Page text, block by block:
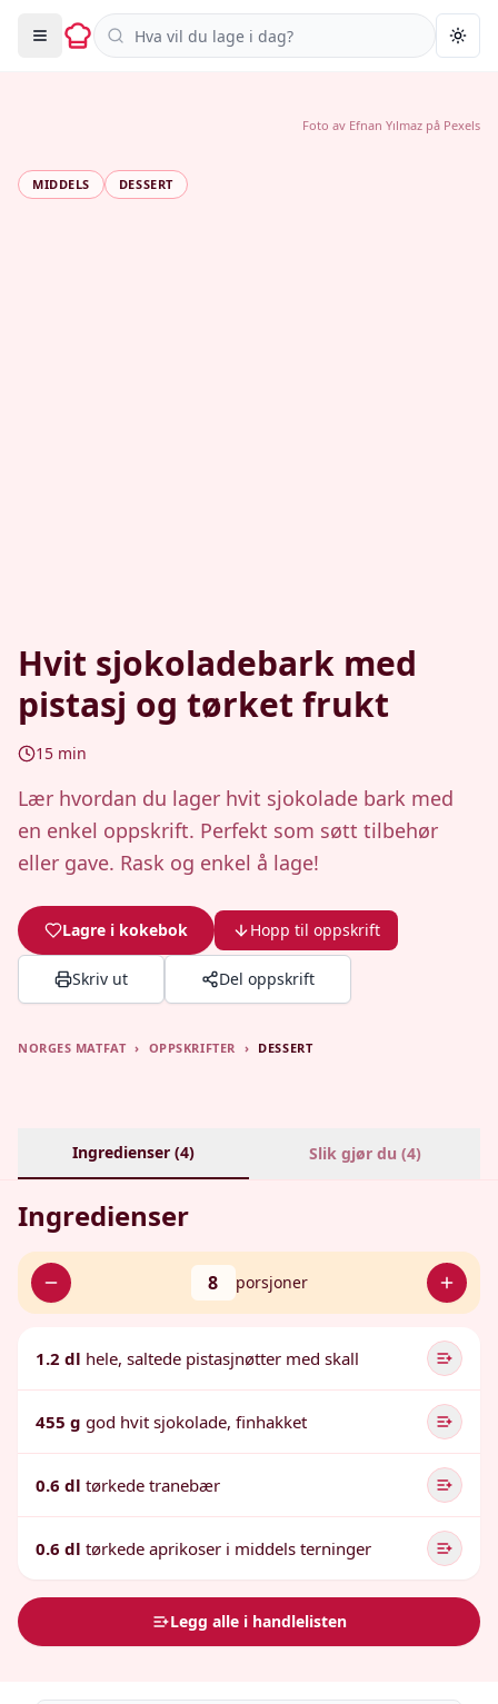
Søk i oppskrifter
MIDDELS DESSERT
Hvit sjokoladebark med
pistasj og tørket frukt
15 min
Lær hvordan du lager hvit sjokolade bark med
en enkel oppskrift. Perfekt som søtt tilbehør
eller gave. Rask og enkel å lage!
Lagre i kokebok Hopp til oppskrift
Skriv ut Del oppskrift
Foto av Efnan Yılmaz på Pexels
NORGES MATFAT › OPPSKRIFTER › DESSERT
Ingredienser (4) Slik gjør du (4)
Ingredienser
8 porsjoner
1.2 dl hele, saltede pistasjnøtter med skall
455 g god hvit sjokolade, finhakket
0.6 dl tørkede tranebær
0.6 dl tørkede aprikoser i middels terninger
Legg alle i handlelisten